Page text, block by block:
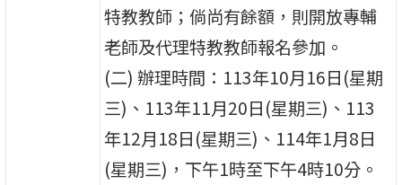
特教教師；倘尚有餘額，則開放專輔
老師及代理特教教師報名參加。
(二) 辦理時間：113年10月16日(星期
三)、113年11月20日(星期三)、113
年12月18日(星期三)、114年1月8日
(星期三)，下午1時至下午4時10分。